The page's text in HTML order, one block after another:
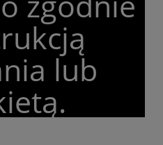
lub